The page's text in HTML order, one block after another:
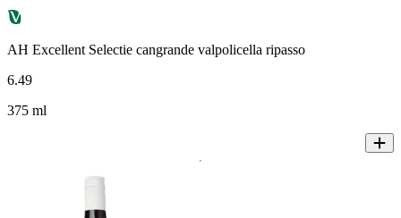
AH Excellent Selectie cangrande valpolicella ripasso
6.49
375 ml